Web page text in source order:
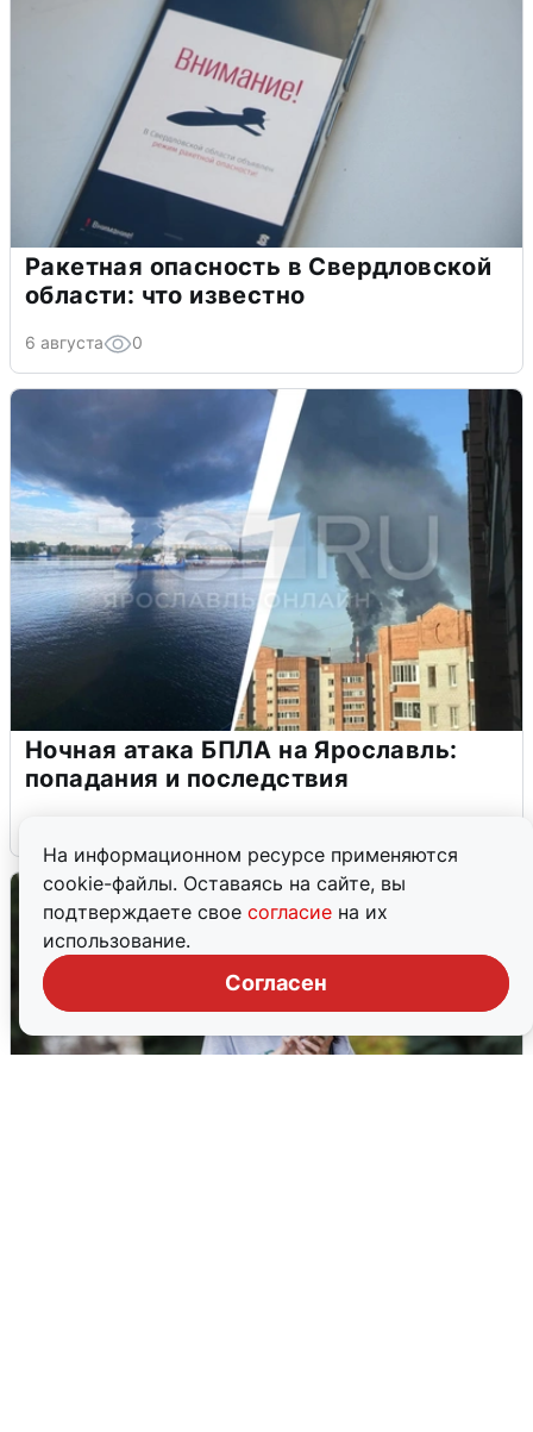
На информационном ресурсе применяются
cookie-файлы. Оставаясь на сайте, вы
подтверждаете свое согласие на их
использование.
Согласен
Ракетная опасность в Свердловской
области: что известно
6 августа 0
Ночная атака БПЛА на Ярославль:
попадания и последствия